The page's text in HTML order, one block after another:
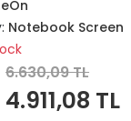
Notebook Screen
6.630,09 TL
4.911,08 TL